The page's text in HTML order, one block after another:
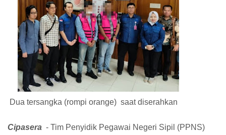
Dua tersangka (rompi orange) saat diserahkan
Cipasera - Tim Penyidik Pegawai Negeri Sipil (PPNS)